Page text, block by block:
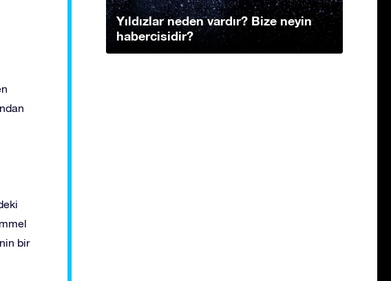
bir
Yıldızlar neden vardır? Bize neyin
habercisidir?